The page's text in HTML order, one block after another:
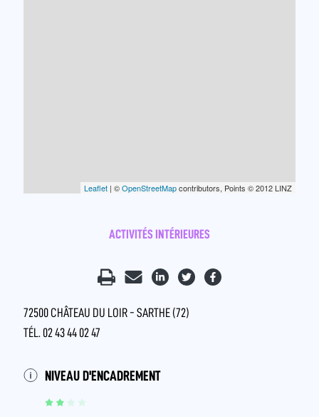
Leaflet | ©OpenStreetMapcontributors, Points © 2012 LINZ
ACTIVITÉS INTÉRIEURES
72500 CHÂTEAU DU LOIR - SARTHE (72)
TÉL. 02 43 44 02 47
NIVEAU D'ENCADREMENT